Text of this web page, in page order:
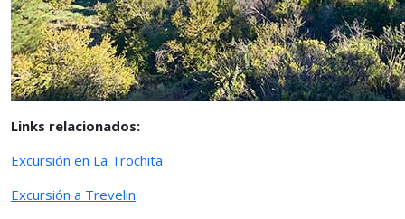
Links relacionados:
Excursión en La Trochita
Excursión a Trevelin